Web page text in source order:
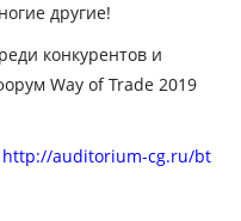
другие!
конкурентов и
Way of Trade 2019
http://auditorium-cg.ru/bt